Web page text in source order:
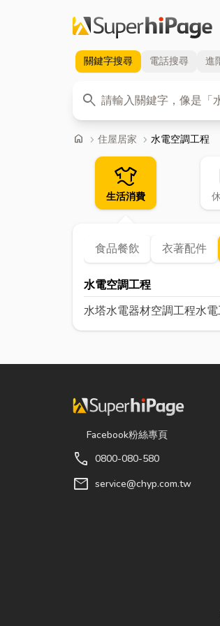
關鍵字搜尋 電話搜尋 進
search
關鍵字
home 首頁
chevron_right 住屋居家 chevron_right 水電空調工程
laundry
生活消費
食品餐飲 衣著配件
水電空調工程
水塔水電器材空調工程水
Facebook粉絲專頁
call 0800-080-580
mail service@chyp.com.tw